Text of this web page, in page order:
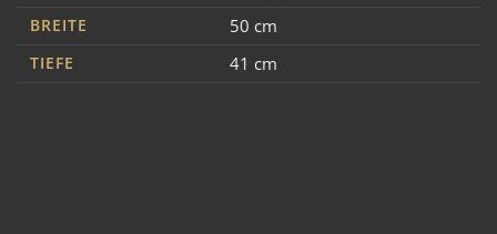
BREITE 50 cm
TIEFE 41 cm